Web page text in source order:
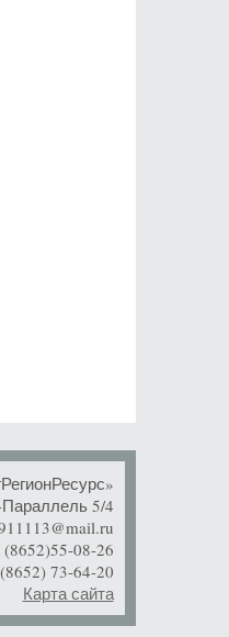
5/4
08-26
73-64-20
Карта сайта